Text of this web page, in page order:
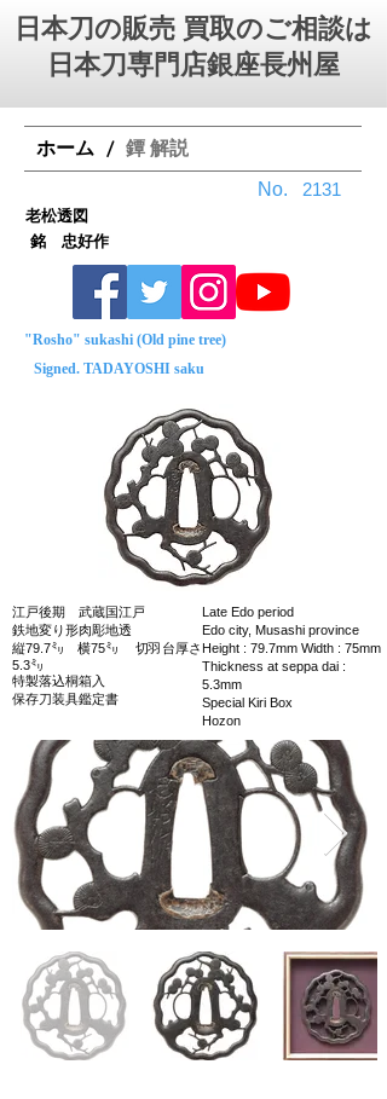
日本刀の販売 買取のご相談は
日本刀専門店銀座⻑州屋
ホーム / 鐔 解説
No.
銘 忠好作
"Rosho" sukashi (Old pine tree)
Signed. TADAYOSHI saku
江戸後期 武蔵国江戸
鉄地変り形肉彫地透
縦79.7㍉ 横75㍉ 切羽台厚さ
5.3㍉
特製落込桐箱入
保存刀装具鑑定書
Late Edo period
Edo city, Musashi province
Height : 79.7mm Width : 75mm
Thickness at seppa dai :
5.3mm
Special Kiri Box
Hozon
老松透図
2131